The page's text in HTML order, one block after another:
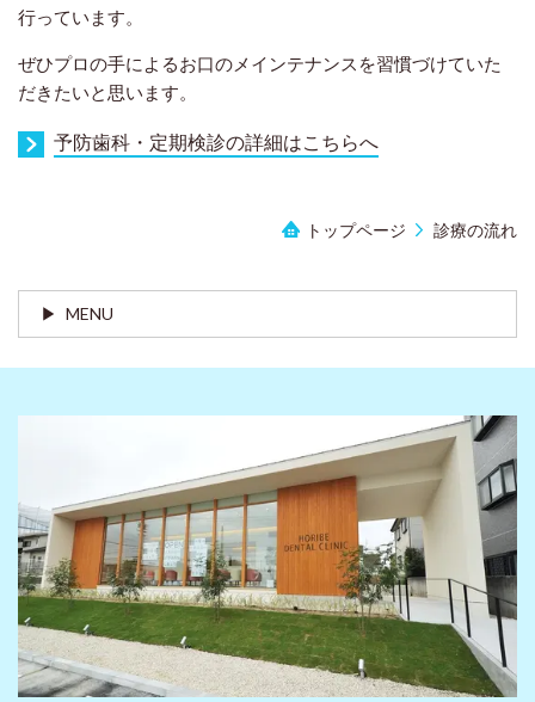
行っています。
ぜひプロの手によるお口のメインテナンスを習慣づけていた
だきたいと思います。
予防歯科・定期検診の詳細はこちらへ
トップページ 診療の流れ
MENU